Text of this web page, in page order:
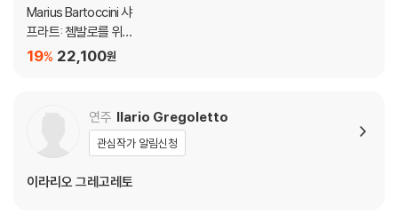
Marius Bartoccini 샤
프라트: 쳄발로를 위한
12개의 독주곡 (Schaf
22,100원
19%
연주 Ilario Gregoletto
관심작가 알림신청
이라리오 그레고레토